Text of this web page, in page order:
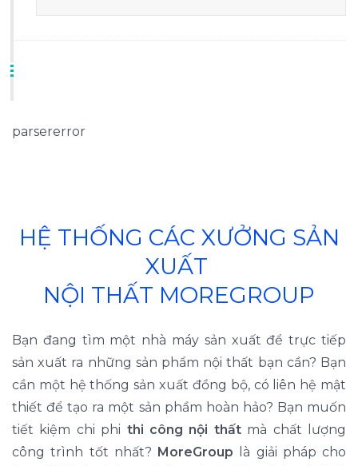
parsererror
HỆ THỐNG CÁC XƯỞNG SẢN
XUẤT
NỘI THẤT MOREGROUP
Bạn đang tìm một nhà máy sản xuất để trực tiếp
sản xuất ra những sản phẩm nội thất bạn cần? Bạn
cần một hệ thống sản xuất đồng bộ, có liên hệ mật
thiết để tạo ra một sản phầm hoàn hảo? Bạn muốn
tiết kiệm chi phi thi công nội thấtmà chất lượng
công trình tốt nhất? MoreGroup là giải pháp cho